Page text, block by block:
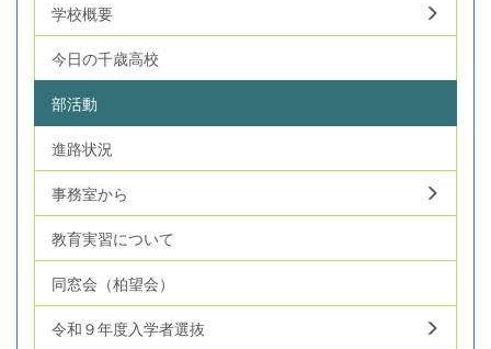
学校概要
今日の千歳高校
部活動
進路状況
事務室から
教育実習について
同窓会（柏望会）
令和９年度入学者選抜